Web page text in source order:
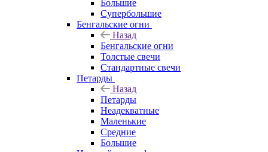
Большие
Супербольшие
Бенгальские огни
Назад
Бенгальские огни
Толстые свечи
Стандартные свечи
Петарды
Назад
Петарды
Неадекватные
Маленькие
Средние
Большие